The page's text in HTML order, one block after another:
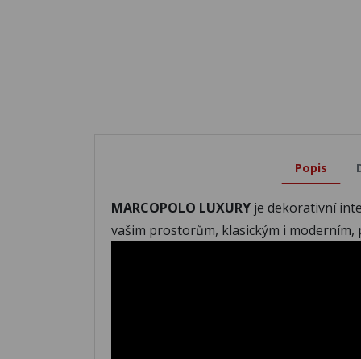
Popis
MARCOPOLO LUXURY je dekorativní
vašim prostorům, klasickým i moderním,